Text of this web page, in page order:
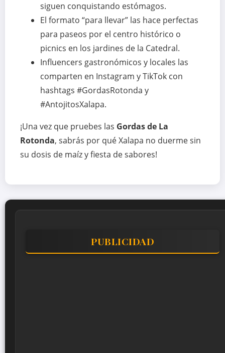
siguen conquistando estómagos.
El formato “para llevar” las hace perfectas
para paseos por el centro histórico o
picnics en los jardines de la Catedral.
Influencers gastronómicos y locales las
comparten en Instagram y TikTok con
hashtags #GordasRotonda y
#AntojitosXalapa.
¡Una vez que pruebes las Gordas de La
Rotonda, sabrás por qué Xalapa no duerme sin
su dosis de maíz y fiesta de sabores!
PUBLICIDAD